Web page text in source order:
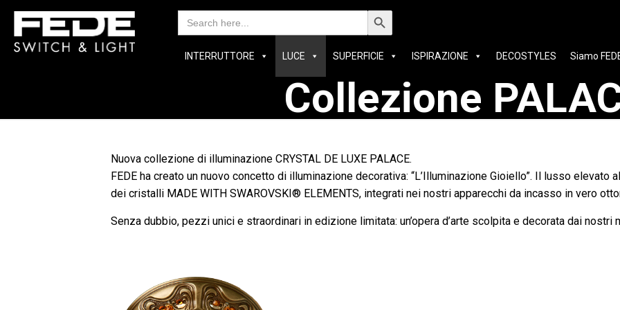
Search
Search Button
INTERRUTTORE LUCE SUPERFICIE ISPIRAZIONE DECOSTYLES Siamo
Collezione
Nuova collezione di illuminazione CRYSTAL DE LUXE PALACE.
FEDE ha creato un nuovo concetto di illuminazione decorativa: “L’Illuminazione Gioiello”. Il lusso
dei cristalli MADE WITH SWAROVSKI® ELEMENTS, integrati nei nostri apparecchi da incasso in vero
Senza dubbio, pezzi unici e straordinari in edizione limitata: un’opera d’arte scolpita e decorata dai nostri